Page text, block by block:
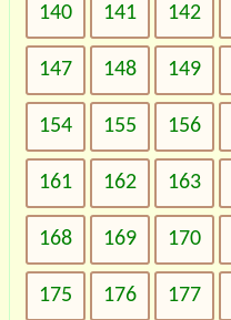
140 141 142
147 148 149
154 155 156
161 162 163
168 169 170
175 176 177